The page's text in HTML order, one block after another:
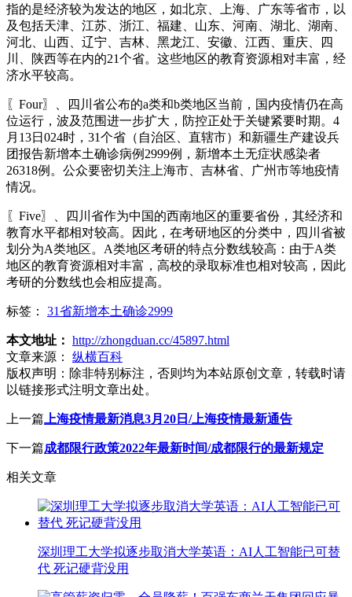
指的是经济较为发达的地区，如北京、上海、广东等省市，以
及包括天津、江苏、浙江、福建、山东、河南、湖北、湖南、
河北、山西、辽宁、吉林、黑龙江、安徽、江西、重庆、四
川、陕西等在内的21个省。这些地区的教育资源相对丰富，经
济水平较高。
〖Four〗、四川省公布的a类和b类地区当前，国内疫情仍在高
位运行，波及范围进一步扩大，防控正处于关键紧要时期。4
月13日024时，31个省（自治区、直辖市）和新疆生产建设兵
团报告新增本土确诊病例2999例，新增本土无症状感染者
26318例。公众要密切关注上海市、吉林省、广州市等地疫情
情况。
〖Five〗、四川省作为中国的西南地区的重要省份，其经济和
教育水平都相对较高。因此，在考研地区的分类中，四川省被
划分为A类地区。A类地区考研的特点分数线较高：由于A类
地区的教育资源相对丰富，高校的录取标准也相对较高，因此
考研的分数线也会相应提高。
标签： 31省新增本土确诊2999
本文地址： http://zhongduan.cc/45897.html
文章来源：
纵横百科
版权声明： 除非特别标注，否则均为本站原创文章，转载时请
以链接形式注明文章出处。
上一篇 上海疫情最新消息3月20日/上海疫情最新通告
下一篇成都限行政策2022年最新时间/成都限行的最新规定
相关文章
深圳理工大学拟逐步取消大学英语：AI人工智能已可替
代 死记硬背没用